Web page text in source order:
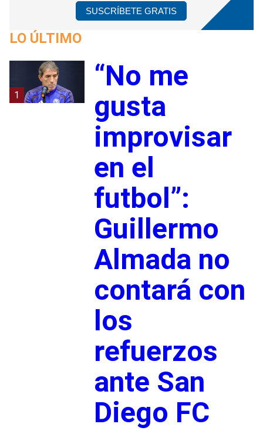
SUSCRÍBETE GRATIS
LO ÚLTIMO
1
“No me
gusta
improvisar
en el
futbol”:
Guillermo
Almada no
contará con
los
refuerzos
ante San
Diego FC